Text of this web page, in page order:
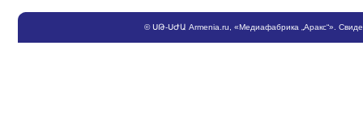
©ՍԹ-ՍԺԱ Armenia.ru , «Медиафабрика „Аракс“».